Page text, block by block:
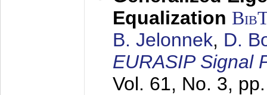
Equalization
B. Jelonnek, D.
EURASIP Signal
Vol. 61, No. 3,